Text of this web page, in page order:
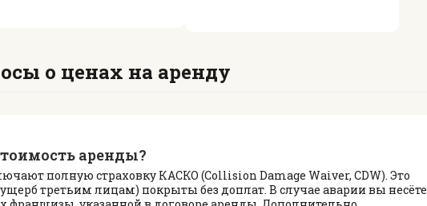
о ценах на аренду
аренды?
полную страховку КАСКО (Collision Damage Waiver, CDW). Это
третьим лицам) покрыты без доплат. В случае аварии вы несёте